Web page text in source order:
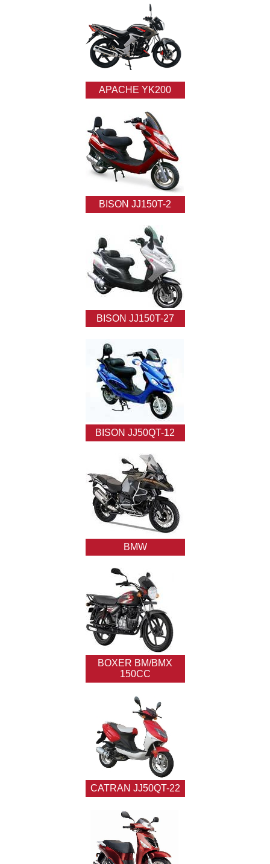
APACHE YK200
BISON JJ150T-2
BISON JJ150T-27
BISON JJ50QT-12
BMW
BOXER BM/ВМX
150CC
CATRAN JJ50QT-22